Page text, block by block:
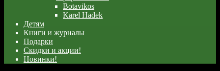
Botavikos
Karel Hadek
Детям
Книги и журналы
Подарки
Скидки и акции!
Новинки!